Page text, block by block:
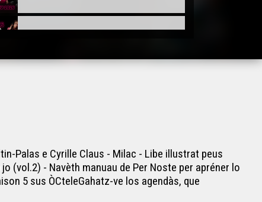
Palas e Cyrille Claus - Milac - Libe illustrat peus
(vol.2) - Navèth manuau de Per Noste per apréner lo
5 sus ÒCteleGahatz-ve los agendàs, que